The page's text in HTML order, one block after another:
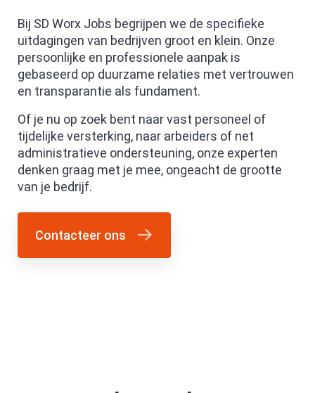
Bij SD Worx Jobs begrijpen we de specifieke
uitdagingen van bedrijven groot en klein. Onze
persoonlijke en professionele aanpak is
gebaseerd op duurzame relaties met vertrouwen
en transparantie als fundament.
Of je nu op zoek bent naar vast personeel of
tijdelijke versterking, naar arbeiders of net
administratieve ondersteuning, onze experten
denken graag met je mee, ongeacht de grootte
van je bedrijf.
Contacteer ons